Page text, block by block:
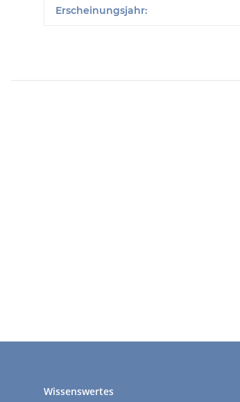
Erscheinungsjahr:
Wissenswertes